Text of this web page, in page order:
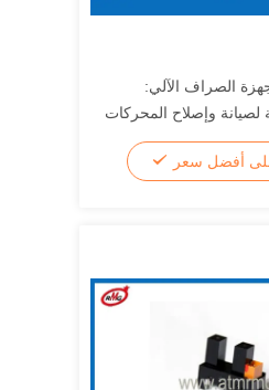
الصراف الآلي:
لصيانة وإصلاح المحركات
أفضل سعر